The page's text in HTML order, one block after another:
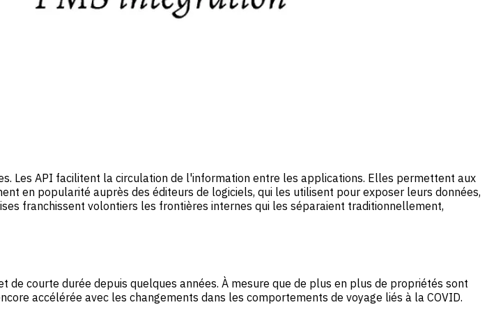
Les API facilitent la circulation de l'information entre les applications. Elles permettent aux
en popularité auprès des éditeurs de logiciels, qui les utilisent pour exposer leurs données,
franchissent volontiers les frontières internes qui les séparaient traditionnellement,
de courte durée depuis quelques années. À mesure que de plus en plus de propriétés sont
accélérée avec les changements dans les comportements de voyage liés à la COVID.